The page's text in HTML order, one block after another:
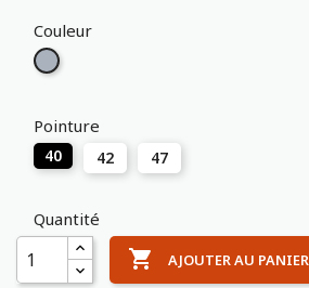
Couleur
Gris
Pointure
40 42 47
Quantité
 AJOUTER AU PANIER